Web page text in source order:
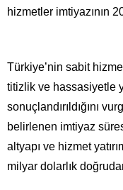
hizmetler imtiyazının
Türkiye’nin sabit
titizlik ve hassasiyetle
sonuçlandırıldığını
belirlenen imtiyaz
altyapı ve hizmet
milyar dolarlık